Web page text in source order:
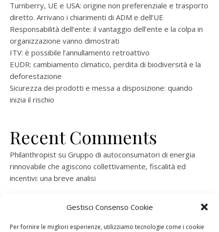
Gestisci Consenso Cookie
Per fornire le migliori esperienze, utilizziamo tecnologie come i cookie
Turnberry, UE e USA: origine non preferenziale e trasporto
diretto. Arrivano i chiarimenti di ADM e dell’UE
Responsabilità dell’ente: il vantaggio dell’ente e la colpa in
organizzazione vanno dimostrati
ITV: è possibile l’annullamento retroattivo
EUDR: cambiamento climatico, perdita di biodiversità e la
deforestazione
Sicurezza dei prodotti e messa a disposizione: quando
inizia il rischio
Recent Comments
Philanthropist su Gruppo di autoconsumatori di energia
rinnovabile che agiscono collettivamente, fiscalità ed
incentivi: una breve analisi
rinnovabile che agiscono collettivamente, fiscalità ed